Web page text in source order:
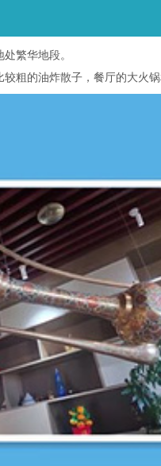
繁华地段。
粗的油炸散子，餐厅的大火锅